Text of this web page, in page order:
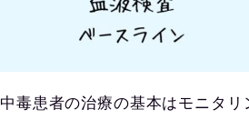
中毒患者の治療の基本はモニタリ